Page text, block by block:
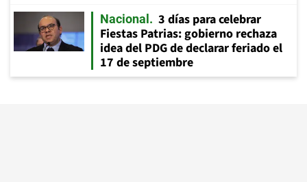
Nacional
3 días para celebrar
Fiestas Patrias: gobierno rechaza
idea del PDG de declarar feriado el
17 de septiembre